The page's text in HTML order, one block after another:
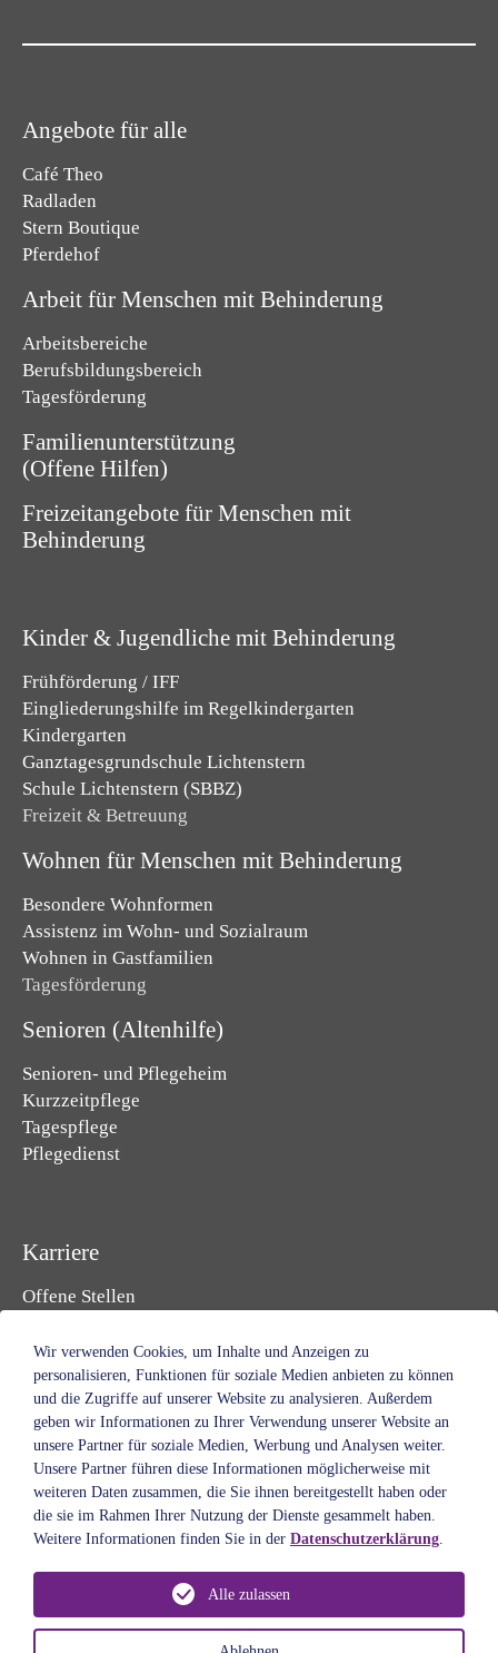
Angebote für alle
Café Theo
Radladen
Stern Boutique
Pferdehof
Arbeit für Menschen mit Behinderung
Arbeitsbereiche
Berufsbildungsbereich
Tagesförderung
Familienunterstützung
(Offene Hilfen)
Freizeitangebote für Menschen mit
Behinderung
Kinder & Jugendliche mit Behinderung
Frühförderung / IFF
Eingliederungshilfe im Regelkindergarten
Kindergarten
Ganztagesgrundschule Lichtenstern
Schule Lichtenstern (SBBZ)
Freizeit & Betreuung
Wohnen für Menschen mit Behinderung
Besondere Wohnformen
Assistenz im Wohn- und Sozialraum
Wohnen in Gastfamilien
Tagesförderung
Senioren (Altenhilfe)
Senioren- und Pflegeheim
Kurzzeitpflege
Tagespflege
Pflegedienst
Karriere
Offene Stellen
Ausbildung & Studium
Freiwilligendienst
Praktikum & Ferien
Ehrenamt
Spenden & Helfen
Standorte
Leitbild
Wir verwenden Cookies, um Inhalte und Anzeigen zu
personalisieren, Funktionen für soziale Medien anbieten zu können
und die Zugriffe auf unserer Website zu analysieren. Außerdem
geben wir Informationen zu Ihrer Verwendung unserer Website an
unsere Partner für soziale Medien, Werbung und Analysen weiter.
Unsere Partner führen diese Informationen möglicherweise mit
weiteren Daten zusammen, die Sie ihnen bereitgestellt haben oder
die sie im Rahmen Ihrer Nutzung der Dienste gesammelt haben.
Weitere Informationen finden Sie in der Datenschutzerklärung.
Alle zulassen